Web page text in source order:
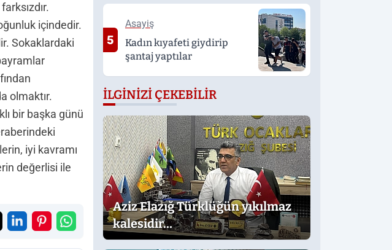
içindedir.
Sokaklardaki
olmaktır.
bir başka günü
iyi kavramı
değerlisi ile
5
Asayiş
Kadın kıyafeti giydirip
şantaj yaptılar
İLGINIZI ÇEKEBILIR
Aziz Elazığ Türklüğün yıkılmaz
kalesidir…